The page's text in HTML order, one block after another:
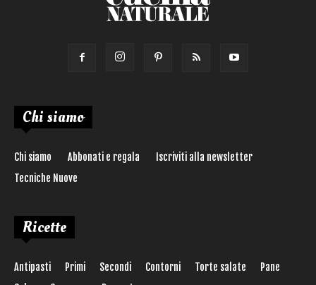
Chi siamo
Chi siamo Abbonati e regala
Iscriviti alla newsletter
Tecniche Nuove
Ricette
Antipasti Primi Secondi Contorni Torte salate
Pane